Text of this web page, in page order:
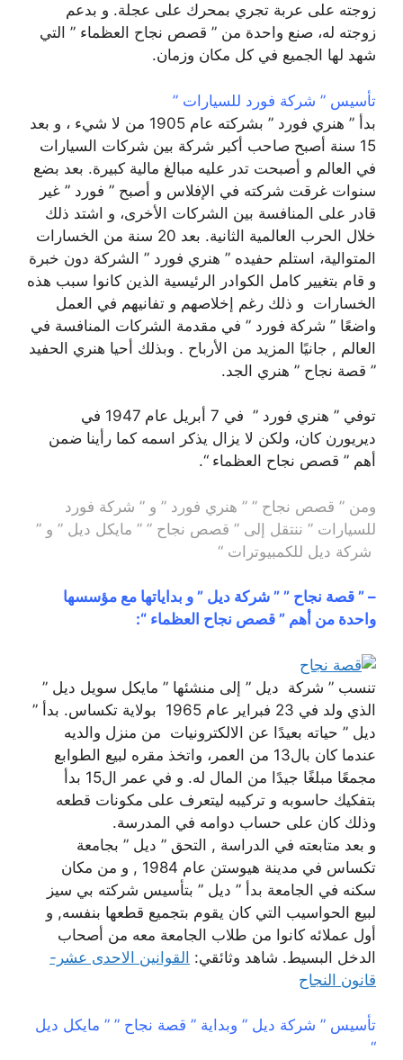
زوجته على عربة تجري بمحرك على عجلة. و بدعم
زوجته له، صنع واحدة من ” قصص نجاح العظماء ” التي
شهد لها الجميع في كل مكان وزمان.
تأسيس ” شركة فورد للسيارات ”
بدأ ” هنري فورد ” بشركته عام 1905 من لا شيء ، و بعد
15 سنة أصبح صاحب أكبر شركة بين شركات السيارات
في العالم و أصبحت تدر عليه مبالغ مالية كبيرة. بعد بضع
سنوات غرقت شركته في الإفلاس و أصبح ” فورد ” غير
قادر على المنافسة بين الشركات الأخرى، و اشتد ذلك
خلال الحرب العالمية الثانية. بعد 20 سنة من الخسارات
المتوالية، استلم حفيده ” هنري فورد ” الشركة دون خبرة
و قام بتغيير كامل الكوادر الرئيسية الذين كانوا سبب هذه
الخسارات و ذلك رغم إخلاصهم و تفانيهم في العمل
واضعًا ” شركة فورد ” في مقدمة الشركات المنافسة في
العالم , جانيًا المزيد من الأرباح . وبذلك أحيا هنري الحفيد
” قصة نجاح ” هنري الجد.
توفي ” هنري فورد ” في 7 أبريل عام 1947 في
ديريورن كان، ولكن لا يزال يذكر اسمه كما رأينا ضمن
أهم ” قصص نجاح العظماء “.
ومن ” قصص نجاح ” ” هنري فورد ” و ” شركة فورد
للسيارات ” ننتقل إلى ” قصص نجاح ” ” مايكل ديل ” و ”
شركة ديل للكمبيوترات “
– ” قصة نجاح ” ” شركة ديل ” و بداياتها مع مؤسسها
واحدة من أهم ” قصص نجاح العظماء “:
تنسب ” شركة ديل ” إلى منشئها ” مايكل سويل ديل ”
الذي ولد في 23 فبراير عام 1965 بولاية تكساس. بدأ ”
ديل ” حياته بعيدًا عن الالكترونيات من منزل والديه
عندما كان بال13 من العمر، واتخذ مقره لبيع الطوابع
مجمعًا مبلغًا جيدًا من المال له. و في عمر ال15 بدأ
بتفكيك حاسوبه و تركيبه ليتعرف على مكونات قطعه
وذلك كان على حساب دوامه في المدرسة.
و بعد متابعته في الدراسة , التحق ” ديل ” بجامعة
تكساس في مدينة هيوستن عام 1984 , و من مكان
سكنه في الجامعة بدأ ” ديل ” بتأسيس شركته بي سيز
لبيع الحواسيب التي كان يقوم بتجميع قطعها بنفسه, و
أول عملائه كانوا من طلاب الجامعة معه من أصحاب
الدخل البسيط. شاهد وثائقي: القوانين الاحدى عشر-
قانون النجاح
تأسيس ” شركة ديل ” وبداية ” قصة نجاح ” ” مايكل ديل
“